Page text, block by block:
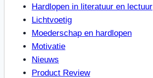
Hardlopen in literatuur en lectuur
Lichtvoetig
Moederschap en hardlopen
Motivatie
Nieuws
Product Review